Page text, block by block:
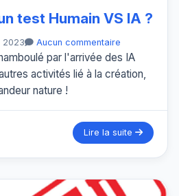
test Humain VS IA ?
2023 Aucun commentaire
par l'arrivée des IA
activités lié à la création,
nature !
Lire la suite